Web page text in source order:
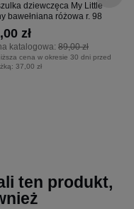
dziewczęca My Little
bawełniana różowa r. 98
katalogowa: 89,00 zł
zł
cena w okresie 30 dni przed
37,00 zł
ten produkt,